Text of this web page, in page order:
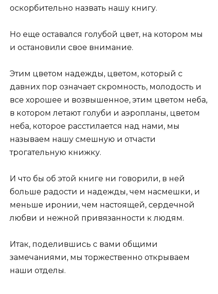
оскорбительно назвать нашу книгу.
Но еще оставался голубой цвет, на котором мы
и остановили свое внимание.
Этим цветом надежды, цветом, который с
давних пор означает скромность, молодость и
все хорошее и возвышенное, этим цветом неба,
в котором летают голуби и аэропланы, цветом
неба, которое расстилается над нами, мы
называем нашу смешную и отчасти
трогательную книжку.
И что бы об этой книге ни говорили, в ней
больше радости и надежды, чем насмешки, и
меньше иронии, чем настоящей, сердечной
любви и нежной привязанности к людям.
Итак, поделившись с вами общими
замечаниями, мы торжественно открываем
наши отделы.